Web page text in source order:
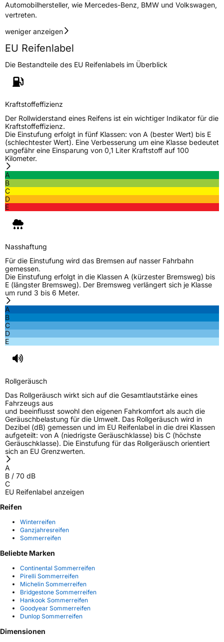
EPREL ID437134
Allgemeine Produktsicherheit (GPSR)
HerstellerkontaktKumho Tire Europe GmbH, KUMHO TIRE
EUROPE GmbH Strahlenberger Str. 110-112
D-63067 Offenbach Germany, kumhotire.de,
technik@kumhotire.de
Automobilhersteller, wie Mercedes-Benz, BMW und Volkswagen,
vertreten.
weniger anzeigen
EU Reifenlabel
Die Bestandteile des EU Reifenlabels im Überblick
Kraftstoffeffizienz
Der Rollwiderstand eines Reifens ist ein wichtiger Indikator für die
Kraftstoffeffizienz.
Die Einstufung erfolgt in fünf Klassen: von A (bester Wert) bis E
(schlechtester Wert). Eine Verbesserung um eine Klasse bedeutet
ungefähr eine Einsparung von 0,1 Liter Kraftstoff auf 100
Kilometer.
A
B
C
D
E
Nasshaftung
Für die Einstufung wird das Bremsen auf nasser Fahrbahn
gemessen.
Die Einstufung erfolgt in die Klassen A (kürzester Bremsweg) bis
E (längster Bremsweg). Der Bremsweg verlängert sich je Klasse
um rund 3 bis 6 Meter.
A
B
C
D
E
Rollgeräusch
Das Rollgeräusch wirkt sich auf die Gesamtlautstärke eines
Fahrzeugs aus
und beeinflusst sowohl den eigenen Fahrkomfort als auch die
Geräuschbelastung für die Umwelt. Das Rollgeräusch wird in
Dezibel (dB) gemessen und im EU Reifenlabel in die drei Klassen
aufgeteilt: von A (niedrigste Geräuschklasse) bis C (höchste
Geräuschklasse). Die Einstufung für das Rollgeräusch orientiert
sich an EU Grenzwerten.
A
B / 70 dB
C
EU Reifenlabel anzeigen
Reifen
Winterreifen
Ganzjahresreifen
Sommerreifen
Beliebte Marken
Continental Sommerreifen
Pirelli Sommerreifen
Michelin Sommerreifen
Bridgestone Sommerreifen
Hankook Sommerreifen
Goodyear Sommerreifen
Dunlop Sommerreifen
Dimensionen